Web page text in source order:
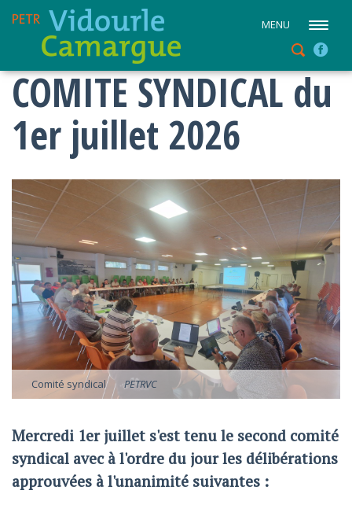
MENU
COMITE SYNDICAL du
1er juillet 2026
Comité syndical PETRVC
Mercredi 1er juillet s'est tenu le second comité
syndical avec à l'ordre du jour les délibérations
approuvées à l'unanimité suivantes :